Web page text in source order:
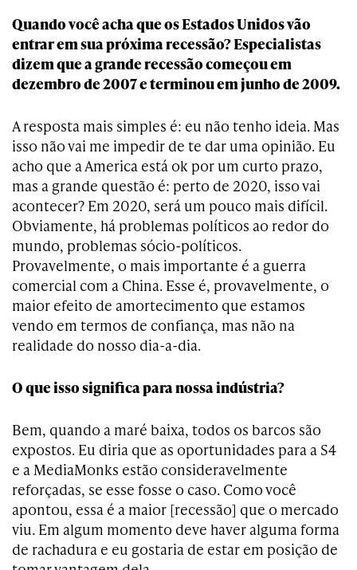
Quando você acha que os Estados Unidos vão
entrar em sua próxima recessão? Especialistas
dizem que a grande recessão começou em
dezembro de 2007 e terminou em junho de 2009.
A resposta mais simples é: eu não tenho ideia. Mas
isso não vai me impedir de te dar uma opinião. Eu
acho que a America está ok por um curto prazo,
mas a grande questão é: perto de 2020, isso vai
acontecer? Em 2020, será um pouco mais difícil.
Obviamente, há problemas políticos ao redor do
mundo, problemas sócio-políticos.
Provavelmente, o mais importante é a guerra
comercial com a China. Esse é, provavelmente, o
maior efeito de amortecimento que estamos
vendo em termos de confiança, mas não na
realidade do nosso dia-a-dia.
O que isso significa para nossa indústria?
Bem, quando a maré baixa, todos os barcos são
expostos. Eu diria que as oportunidades para a S4
e a MediaMonks estão consideravelmente
reforçadas, se esse fosse o caso. Como você
apontou, essa é a maior [recessão] que o mercado
viu. Em algum momento deve haver alguma forma
de rachadura e eu gostaria de estar em posição de